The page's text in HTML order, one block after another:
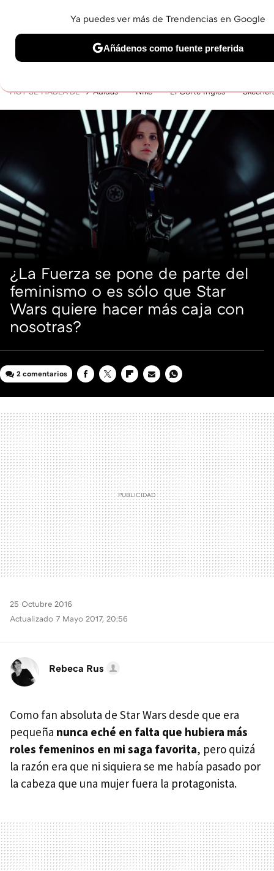
BELLEZA SHOPPING VIAJES GASTRO SNEAKERS
HOY SE HABLA DE Adidas Nike El Corte Inglés
¿La Fuerza se pone de parte del
feminismo o es sólo que Star
Wars quiere hacer más caja con
nosotras?
2 comentarios
25 Octubre 2016
Actualizado 7 Mayo 2017, 20:56
Rebeca Rus
Como fan absoluta de Star Wars desde que era
pequeña nunca eché en falta que hubiera más
roles femeninos en mi saga favorita, pero quizá
la razón era que ni siquiera se me había pasado por
la cabeza que una mujer fuera la protagonista.
Ya puedes ver más de Trendencias en Google
Añádenos como fuente preferida